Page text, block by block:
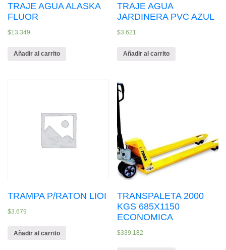
TRAJE AGUA ALASKA
FLUOR
$13.349
Añadir al carrito
TRAJE AGUA
JARDINERA PVC AZUL
$3.621
Añadir al carrito
TRAMPA P/RATON LIOI
$3.679
Añadir al carrito
TRANSPALETA 2000
KGS 685X1150
ECONOMICA
$339.182